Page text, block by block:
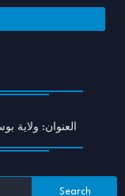
العنوان: ولاية